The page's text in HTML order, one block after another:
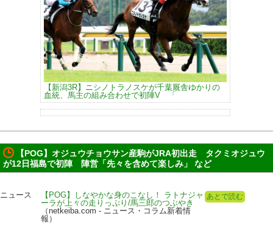
【新潟3R】ニシノトラノスケが千葉厩舎ゆかりの
血統、馬主の組み合わせで初陣V 「
【POG】オジュウチョウサン産駒がJRA初出走 タクミオジュウ
が12日福島で初陣 陣営「先々を含めて楽しみ」 など
ニュース
【POG】しなやかな身のこなし！ ラトナジャ
ーラが上々の走りっぷり/馬三郎のつぶやき
（netkeiba.com - ニュース・コラム新着情
報）
あとで読む